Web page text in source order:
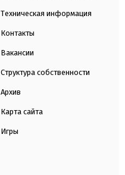
Техническая информация
Контакты
Вакансии
Структура собственности
Архив
Карта сайта
Игры